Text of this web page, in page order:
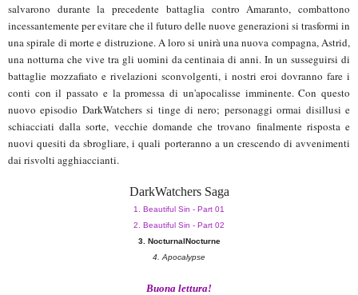
salvarono durante la precedente battaglia contro Amaranto, combattono
incessantemente per evitare che il futuro delle nuove generazioni si trasformi in
una spirale di morte e distruzione. A loro si unirà una nuova compagna, Astrid,
una notturna che vive tra gli uomini da centinaia di anni. In un susseguirsi di
battaglie mozzafiato e rivelazioni sconvolgenti, i nostri eroi dovranno fare i
conti con il passato e la promessa di un'apocalisse imminente. Con questo
nuovo episodio DarkWatchers si tinge di nero; personaggi ormai disillusi e
schiacciati dalla sorte, vecchie domande che trovano finalmente risposta e
nuovi quesiti da sbrogliare, i quali porteranno a un crescendo di avvenimenti
dai risvolti agghiaccianti.
DarkWatchers Saga
1. Beautiful Sin - Part 01
2. Beautiful Sin - Part 02
3. NocturnalNocturne
4. Apocalypse
Buona lettura!